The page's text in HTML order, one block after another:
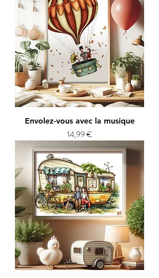
Envolez-vous avec la musique
Prix
14,99 €